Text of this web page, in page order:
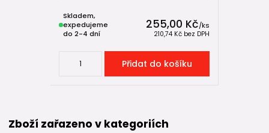
255,00 Kč/ks
210,74 Kč bez DPH
Skladem,
expedujeme
do 2-4 dní
Přidat do košíku
Zboží zařazeno v kategoriích